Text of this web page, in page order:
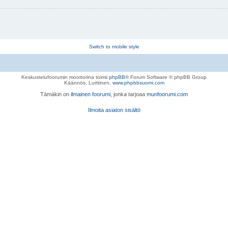
Switch to mobile style
Keskustelufoorumin moottorina toimii phpBB® Forum Software © phpBB Group
Käännös, Lurttinen, www.phpbbsuomi.com
Tämäkin on ilmainen foorumi , jonka tarjoaa munfoorumi.com
Ilmoita asiaton sisältö